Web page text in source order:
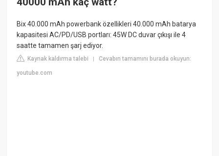
Bix 40.000 mAh powerbank özellikleri 40.000 mAh batarya
kapasitesi AC/PD/USB portları: 45W DC duvar çıkışı ile 4
saatte tamamen şarj ediyor.
Kaynak kaldırma talebi |Cevabın tamamını burada okuyun:
youtube.com